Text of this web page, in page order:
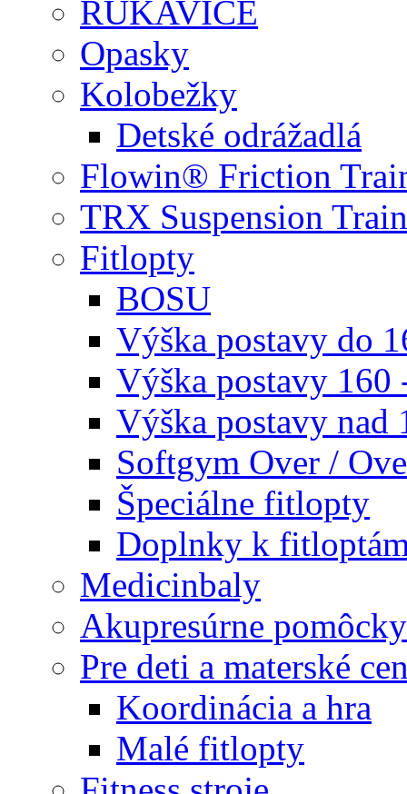
RUKAVICE
Opasky
Kolobežky
Detské odrážadlá
Flowin® Friction
TRX Suspension
Fitlopty
BOSU
Výška postavy do
Výška postavy 160
Výška postavy nad
Softgym Over /
Špeciálne fitlopty
Doplnky k
Medicinbaly
Akupresúrne pomôcky
Pre deti a materské
Koordinácia a hra
Malé fitlopty